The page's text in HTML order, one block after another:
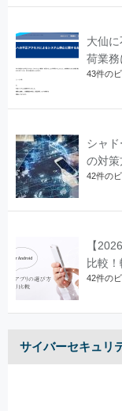
大仙
荷業
43件の
シャ
の対
42件の
【
比較
42件の
サイバーセキュリ